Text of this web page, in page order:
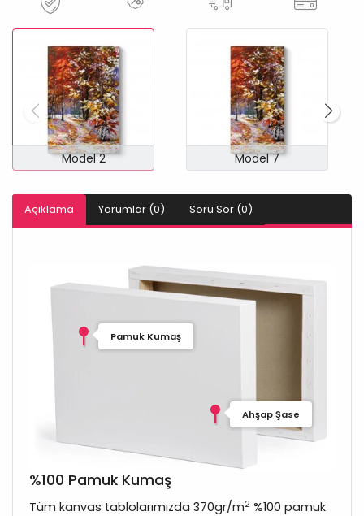
Model 2 Model 7
Açıklama Yorumlar (0) Soru Sor (0)
Pamuk Kumaş
Ahşap Şase
%100 Pamuk Kumaş
Tüm kanvas tablolarımızda 370gr/m2 %100 pamuk